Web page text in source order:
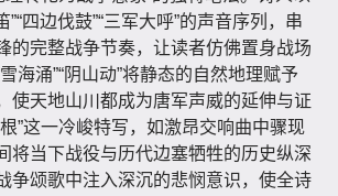
”“四边伐鼓”“三军大呼”的声音序列，串
的完整战争节奏，让读者仿佛置身战场
海涌”“阴山动”将静态的自然地理赋予
使天地山川都成为唐军声威的延伸与证
”这一冷峻特写，如激昂交响曲中骤现
将当下战役与历代边塞牺牲的历史纵深
争颂歌中注入深沉的悲悯意识，使全诗